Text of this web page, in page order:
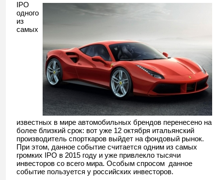
IPO
одного
из
самых
известных в мире автомобильных брендов перенесено на
более близкий срок: вот уже 12 октября итальянский
производитель спорткаров выйдет на фондовый рынок.
При этом, данное событие считается одним из самых
громких IPO в 2015 году и уже привлекло тысячи
инвесторов со всего мира. Особым спросом данное
событие пользуется у российских инвесторов.